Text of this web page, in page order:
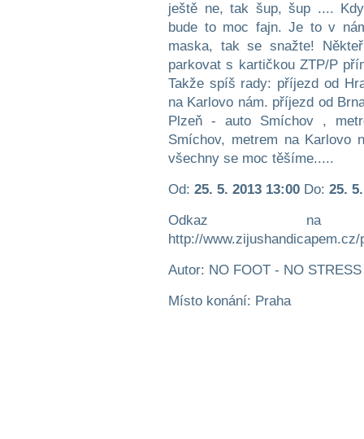
ještě ne, tak šup, šup ....
bude to moc fajn. Je to v
maska, tak se snažte!
parkovat s kartičkou ZTP/P
Takže spíš rady: příjezd od
na Karlovo nám. příjezd od
Plzeň - auto Smíchov ,
Smíchov, metrem na Karlovo
všechny se moc těšíme.....
Od: 25. 5. 2013 13:00 Do: 25.
Odkaz na
http://
Autor: NO FOOT - NO STRESS
Místo konání: Praha